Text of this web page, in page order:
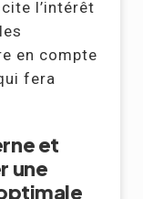
l’intérêt
en compte
fera
et
une